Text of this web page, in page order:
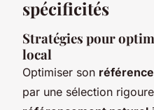
spécificités
Stratégies pour
local
Optimiser son
par une sélection